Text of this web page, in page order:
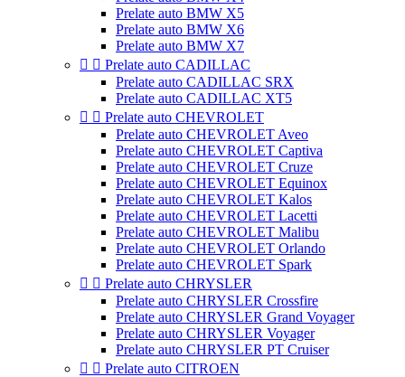
Prelate auto BMW X5
Prelate auto BMW X6
Prelate auto BMW X7
  Prelate auto CADILLAC
Prelate auto CADILLAC SRX
Prelate auto CADILLAC XT5
  Prelate auto CHEVROLET
Prelate auto CHEVROLET Aveo
Prelate auto CHEVROLET Captiva
Prelate auto CHEVROLET Cruze
Prelate auto CHEVROLET Equinox
Prelate auto CHEVROLET Kalos
Prelate auto CHEVROLET Lacetti
Prelate auto CHEVROLET Malibu
Prelate auto CHEVROLET Orlando
Prelate auto CHEVROLET Spark
  Prelate auto CHRYSLER
Prelate auto CHRYSLER Crossfire
Prelate auto CHRYSLER Grand Voyager
Prelate auto CHRYSLER Voyager
Prelate auto CHRYSLER PT Cruiser
  Prelate auto CITROEN